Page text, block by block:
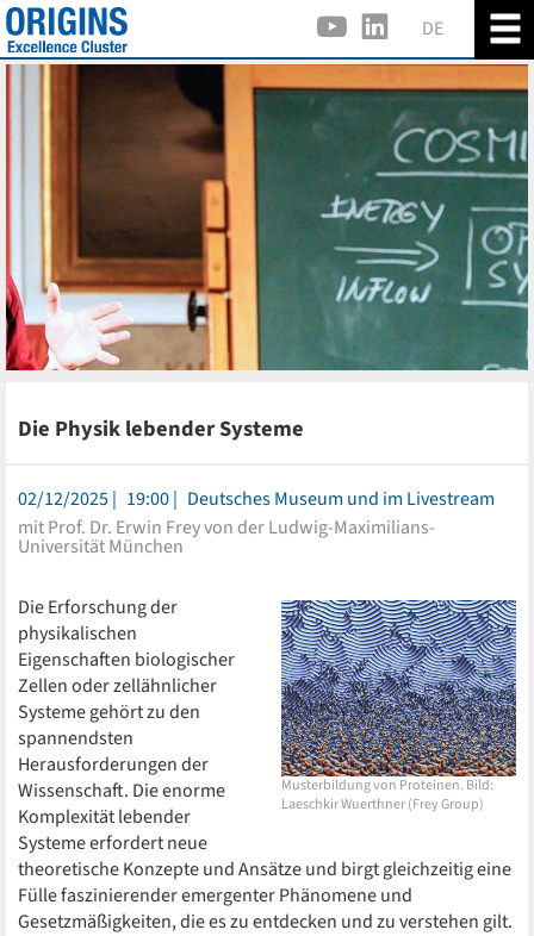
DE
Die Physik lebender Systeme
02/12/2025 19:00
Deutsches Museum und im Livestream
mit Prof. Dr. Erwin Frey von der Ludwig-Maximilians-
Universität München
Musterbildung von Proteinen. Bild:
Laeschkir Wuerthner (Frey Group)
Die Erforschung der
physikalischen
Eigenschaften biologischer
Zellen oder zellähnlicher
Systeme gehört zu den
spannendsten
Herausforderungen der
Wissenschaft. Die enorme
Komplexität lebender
Systeme erfordert neue
theoretische Konzepte und Ansätze und birgt gleichzeitig eine
Fülle faszinierender emergenter Phänomene und
Gesetzmäßigkeiten, die es zu entdecken und zu verstehen gilt.